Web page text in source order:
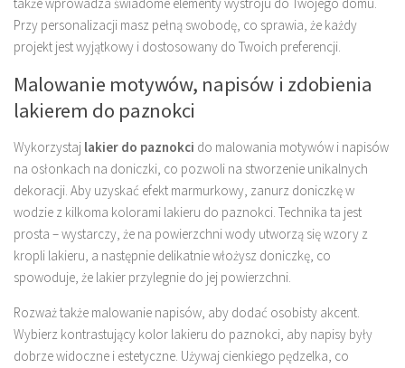
Przy personalizacji masz pełną swobodę, co sprawia, że każdy
projekt jest wyjątkowy i dostosowany do Twoich preferencji.
Malowanie motywów, napisów i zdobienia
lakierem do paznokci
Wykorzystaj lakier do paznokci do malowania motywów i napisów
na osłonkach na doniczki, co pozwoli na stworzenie unikalnych
dekoracji. Aby uzyskać efekt marmurkowy, zanurz doniczkę w
wodzie z kilkoma kolorami lakieru do paznokci. Technika ta jest
prosta – wystarczy, że na powierzchni wody utworzą się wzory z
kropli lakieru, a następnie delikatnie włożysz doniczkę, co
spowoduje, że lakier przylegnie do jej powierzchni.
Rozważ także malowanie napisów, aby dodać osobisty akcent.
Wybierz kontrastujący kolor lakieru do paznokci, aby napisy były
dobrze widoczne i estetyczne. Używaj cienkiego pędzelka, co